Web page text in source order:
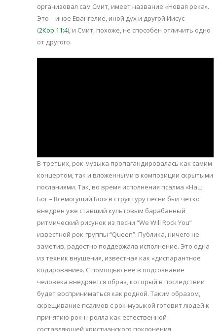
организовал сам Смит, имеет название «Новая река».
Это – иное Евангелие, иной дух и другой Иисус
(2Кор.11:4), и Смит, похоже, не способен отличить одно
от другого.
В-третьих, рок-музыка пропагандировалась как самим
концертом, так и вложенными в композиции скрытыми
посланиями. Так, во время исполнения псалма «Наш
Бог – Всемогущий Бог» в структуру песни был четко
внедрен уже ставший культовым барабанный
ритмический рисунок из песни “We Will Rock You”
известной рок-группы “Queen”. Публика, ничего не
заметив, радостно поддержала исполнение. Это одна
из техник внушения, известная как «диспарантное
кодирование». С помощью нее в подсознание
человека внедряется образ, который в последствии
будет восприниматься как родной. Таким образом,
скрещивание псалмов с рок-музыкой готовит людей к
принятию рок-н-ролла как естественной
составляющей христианского поклонения.